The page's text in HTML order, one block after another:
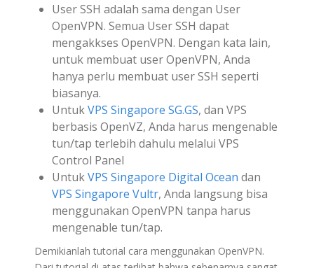
User SSH adalah sama dengan User
OpenVPN. Semua User SSH dapat
mengakkses OpenVPN. Dengan kata lain,
untuk membuat user OpenVPN, Anda
hanya perlu membuat user SSH seperti
biasanya.
UntukVPS Singapore SG.GS, dan VPS
berbasis OpenVZ, Anda harus mengenable
tun/tap terlebih dahulu melalui VPS
Control Panel
UntukVPS Singapore Digital Ocean dan
VPS Singapore Vultr, Anda langsung bisa
menggunakan OpenVPN tanpa harus
mengenable tun/tap.
Demikianlah tutorial cara menggunakan OpenVPN.